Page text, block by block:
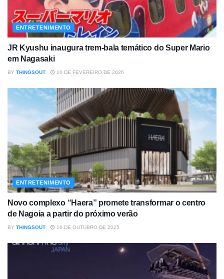
ENTRETENIMENTO
JR Kyushu inaugura trem-bala temático do Super Mario
em Nagasaki
BY THINGSOUT 10 DE FEVEREIRO DE 2026
ENTRETENIMENTO
Novo complexo “Haera” promete transformar o centro
de Nagoia a partir do próximo verão
BY THINGSOUT 16 DE OUTUBRO DE 2025